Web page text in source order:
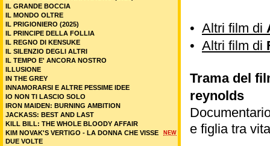
• Altri film di
• Altri film di
Trama del
reynolds
e figlia tra
IL GRANDE BOCCIA
IL MONDO OLTRE
IL PRIGIONIERO (2025)
IL PRINCIPE DELLA FOLLIA
IL REGNO DI KENSUKE
IL SILENZIO DEGLI ALTRI
IL TEMPO E' ANCORA NOSTRO
ILLUSIONE
IN THE GREY
INNAMORARSI E ALTRE PESSIME IDEE
IO NON TI LASCIO SOLO
IRON MAIDEN: BURNING AMBITION
JACKASS: BEST AND LAST
KILL BILL: THE WHOLE BLOODY AFFAIR
NEW
KIM NOVAK'S VERTIGO - LA DONNA CHE VISSE
DUE VOLTE